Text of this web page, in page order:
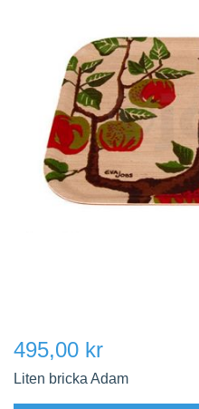
495,00 kr
Liten bricka Adam